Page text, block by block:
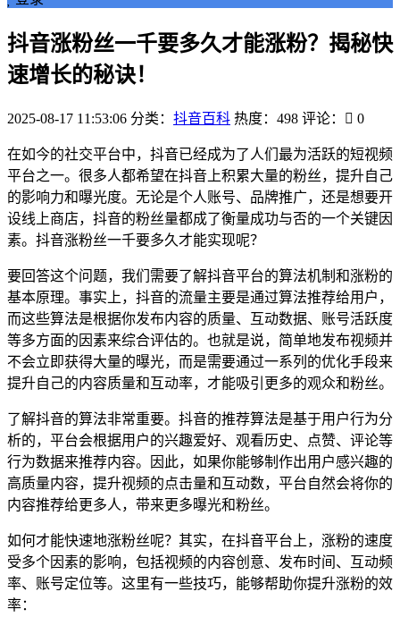
抖音涨粉丝一千要多久才能涨粉？揭秘快
速增长的秘诀！
2025-08-17 11:53:06 分类： 抖音百科 热度：498 评论： 0
在如今的社交平台中，抖音已经成为了人们最为活跃的短视频
平台之一。很多人都希望在抖音上积累大量的粉丝，提升自己
的影响力和曝光度。无论是个人账号、品牌推广，还是想要开
设线上商店，抖音的粉丝量都成了衡量成功与否的一个关键因
素。抖音涨粉丝一千要多久才能实现呢？
要回答这个问题，我们需要了解抖音平台的算法机制和涨粉的
基本原理。事实上，抖音的流量主要是通过算法推荐给用户，
而这些算法是根据你发布内容的质量、互动数据、账号活跃度
等多方面的因素来综合评估的。也就是说，简单地发布视频并
不会立即获得大量的曝光，而是需要通过一系列的优化手段来
提升自己的内容质量和互动率，才能吸引更多的观众和粉丝。
了解抖音的算法非常重要。抖音的推荐算法是基于用户行为分
析的，平台会根据用户的兴趣爱好、观看历史、点赞、评论等
行为数据来推荐内容。因此，如果你能够制作出用户感兴趣的
高质量内容，提升视频的点击量和互动数，平台自然会将你的
内容推荐给更多人，带来更多曝光和粉丝。
如何才能快速地涨粉丝呢？其实，在抖音平台上，涨粉的速度
受多个因素的影响，包括视频的内容创意、发布时间、互动频
率、账号定位等。这里有一些技巧，能够帮助你提升涨粉的效
率：